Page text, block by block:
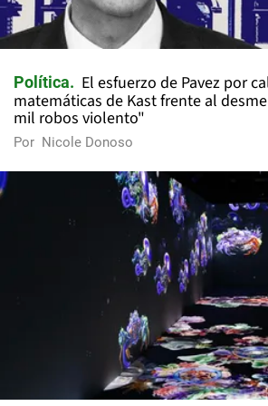
Política
El esfuerzo de Pavez por
matemáticas de Kast frente al
mil robos violento"
Por Nicole Donoso